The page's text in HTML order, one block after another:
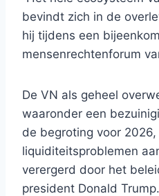
bevindt zich in de
hij tijdens een
mensenrechtenforum
De VN als geheel
waaronder een
de begroting voor
liquiditeitsproblemen
verergerd door het
president Donald Trump.